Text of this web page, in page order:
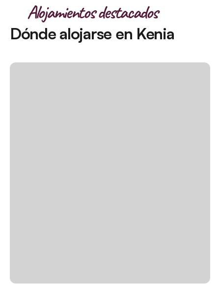
Alojamientos destacados
Dónde alojarse en Kenia